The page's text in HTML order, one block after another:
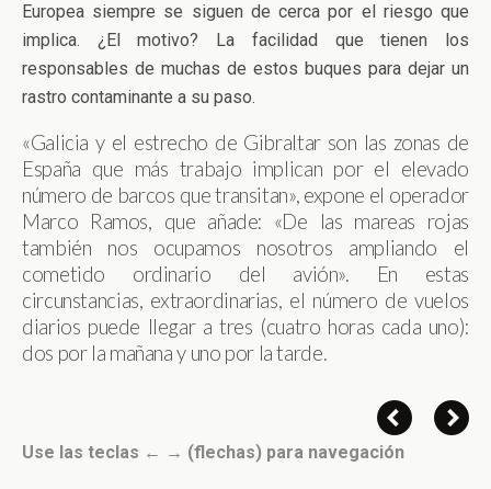
Europea siempre se siguen de cerca por el riesgo que
implica. ¿El motivo? La facilidad que tienen los
responsables de muchas de estos buques para dejar un
rastro contaminante a su paso.
«Galicia y el estrecho de Gibraltar son las zonas de
España que más trabajo implican por el elevado
número de barcos que transitan», expone el operador
Marco Ramos, que añade: «De las mareas rojas
también nos ocupamos nosotros ampliando el
cometido ordinario del avión». En estas
circunstancias, extraordinarias, el número de vuelos
diarios puede llegar a tres (cuatro horas cada uno):
dos por la mañana y uno por la tarde.
Use las teclas ← → (flechas) para navegación